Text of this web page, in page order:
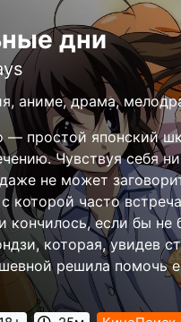
дни
аниме, драма,
— простой японский
Чувствуя себя
не может
которой часто
кончилось, если бы не
которая, увидев
решила помочь